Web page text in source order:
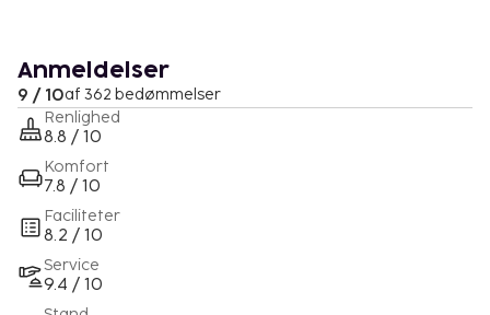
Anmeldelser
9 / 10af 362 bedømmelser
Renlighed
8.8 / 10
Komfort
7.8 / 10
Faciliteter
8.2 / 10
Service
9.4 / 10